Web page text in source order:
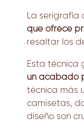
La serigrafía
que ofrece
resaltar los
Esta técnica
un acabado
técnica más
camisetas,
diseño son